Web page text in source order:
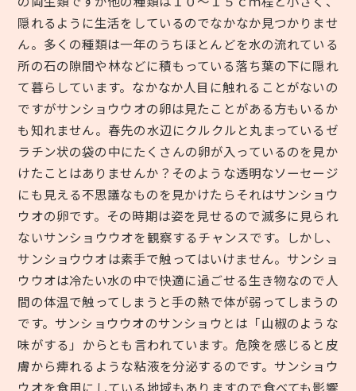
隠れるように生活をしているのでなかなか見つかりませ
ん。多くの種類は一年のうちほとんどを水の流れている
所の石の隙間や林などに積もっている落ち葉の下に隠れ
て暮らしています。なかなか人目に触れることがないの
ですがサンショウウオの卵は見たことがある方もいるか
も知れません。春先の水辺にクルクルと丸まっているゼ
ラチン状の袋の中にたくさんの卵が入っているのを見か
けたことはありませんか？そのような透明なソーセージ
にも見える不思議なものを見かけたらそれはサンショウ
ウオの卵です。その時期は姿を見せるので滅多に見られ
ないサンショウウオを観察するチャンスです。しかし、
サンショウウオは素手で触ってはいけません。サンショ
ウウオは冷たい水の中で快適に過ごせる生き物なので人
間の体温で触ってしまうと手の熱で体が弱ってしまうの
です。サンショウウオのサンショウとは「山椒のような
味がする」からとも言われています。危険を感じると皮
膚から痺れるような粘液を分泌するのです。サンショウ
ウオを食用にしている地域もありますので食べても影響